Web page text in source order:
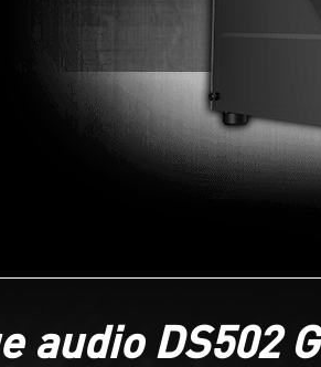
audio DS502